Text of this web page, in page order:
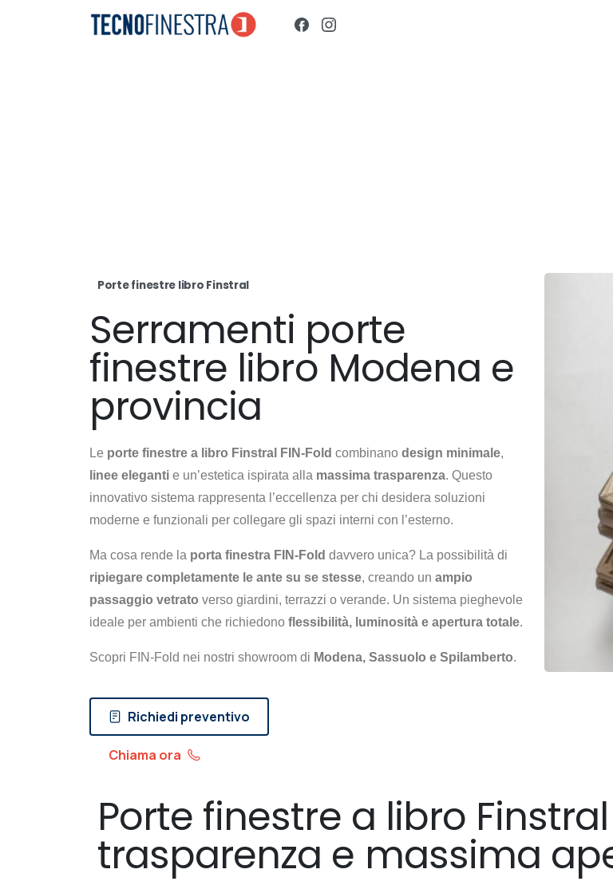
Porte finestre libro Finstral
Serramenti porte
finestre libro Modena e
provincia
Le porte finestre a libro Finstral FIN-Fold combinano design minimale,
linee eleganti e un’estetica ispirata alla massima trasparenza. Questo
innovativo sistema rappresenta l’eccellenza per chi desidera soluzioni
moderne e funzionali per collegare gli spazi interni con l’esterno.
Ma cosa rende la porta finestra FIN-Fold davvero unica? La possibilità di
ripiegare completamente le ante su se stesse, creando un ampio
passaggio vetrato verso giardini, terrazzi o verande. Un sistema pieghevole
ideale per ambienti che richiedono flessibilità, luminosità e apertura totale.
Scopri FIN-Fold nei nostri showroom di Modena, Sassuolo e Spilamberto.
Richiedi preventivo
Chiama ora
Porte finestre a libro
trasparenza e massima